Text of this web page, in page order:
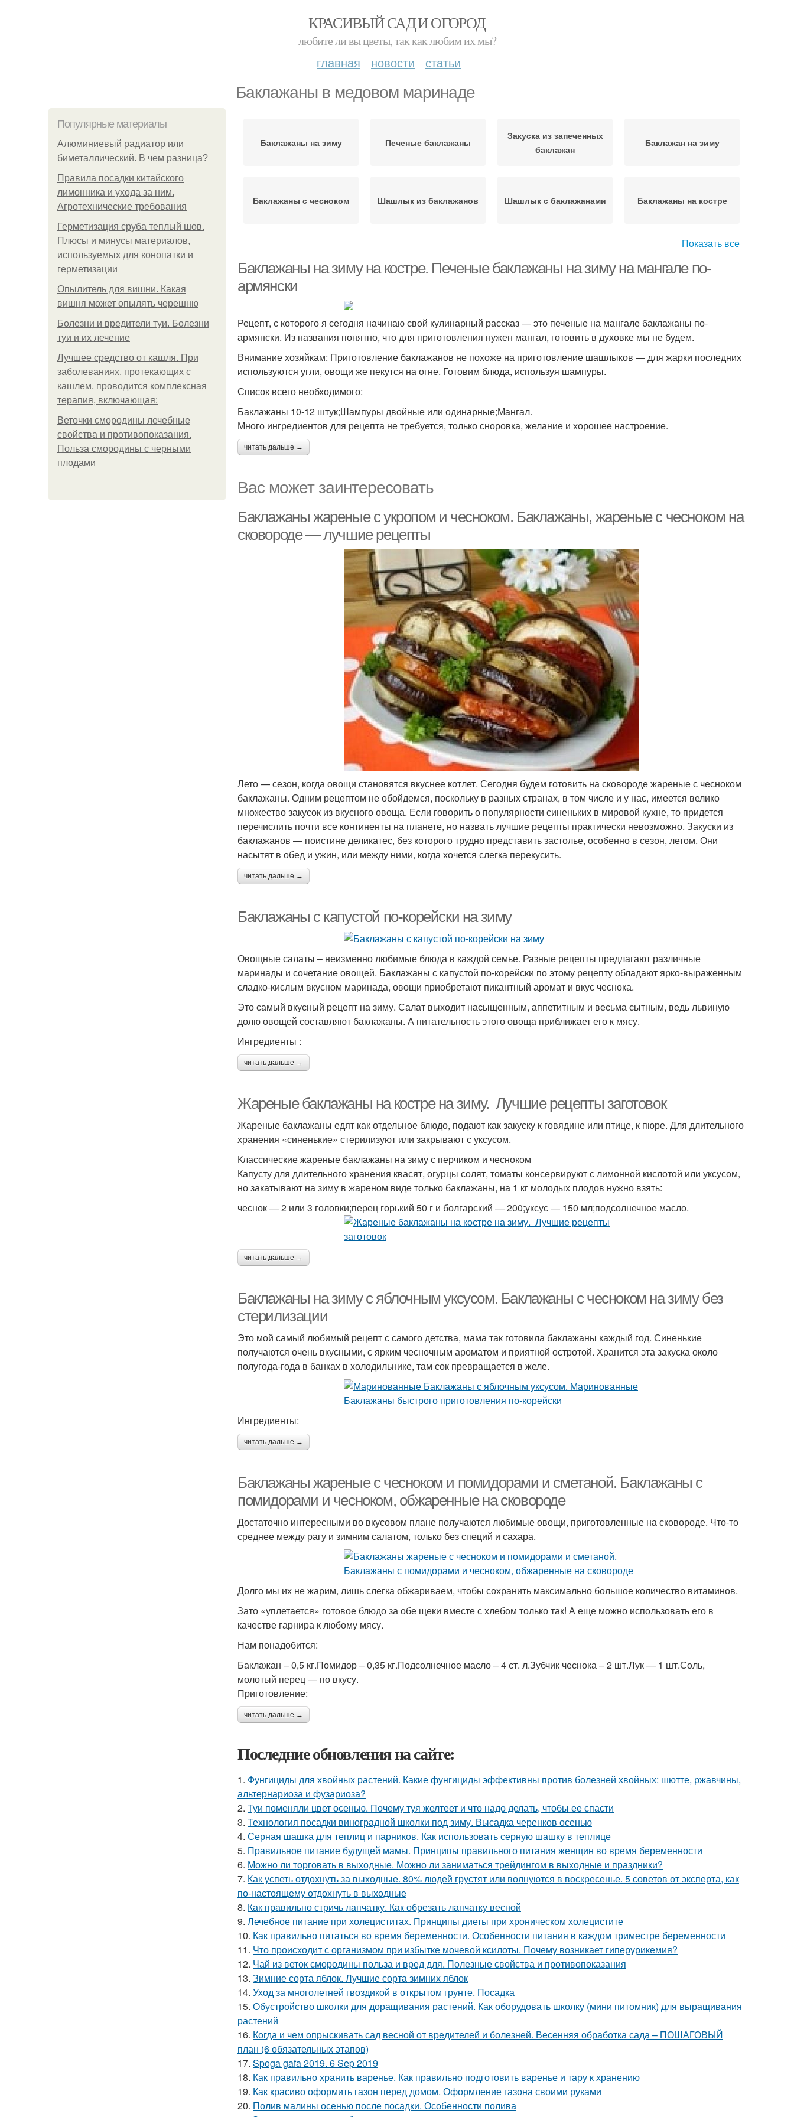
КРАСИВЫЙ САД И ОГОРОД
любите ли вы цветы, так как любим их мы?
главная новости статьи
Баклажаны в медовом маринаде
Популярные материалы
Алюминиевый радиатор или
биметаллический. В чем разница?
Правила посадки китайского
лимонника и ухода за ним.
Агротехнические требования
Герметизация сруба теплый шов.
Плюсы и минусы материалов,
используемых для конопатки и
герметизации
Опылитель для вишни. Какая
вишня может опылять черешню
Болезни и вредители туи. Болезни
туи и их лечение
Лучшее средство от кашля. При
заболеваниях, протекающих с
кашлем, проводится комплексная
терапия, включающая:
Веточки смородины лечебные
свойства и противопоказания.
Польза смородины с черными
плодами
Баклажаны на зиму Печеные баклажаны
Закуска из запеченных
баклажан
Баклажан на зиму
Баклажаны с чесноком Шашлык из баклажанов Шашлык с баклажанами Баклажаны на костре
Показать все
Баклажаны на зиму на костре. Печеные баклажаны на зиму на мангале по-
армянски
Рецепт, с которого я сегодня начинаю свой кулинарный рассказ — это печеные на мангале баклажаны по-
армянски. Из названия понятно, что для приготовления нужен мангал, готовить в духовке мы не будем.
Внимание хозяйкам: Приготовление баклажанов не похоже на приготовление шашлыков — для жарки последних
используются угли, овощи же пекутся на огне. Готовим блюда, используя шампуры.
Список всего необходимого:
Баклажаны 10-12 штук;Шампуры двойные или одинарные;Мангал.
Много ингредиентов для рецепта не требуется, только сноровка, желание и хорошее настроение.
читать дальше →
Вас может заинтересовать
Баклажаны жареные с укропом и чесноком. Баклажаны, жареные с чесноком на
сковороде — лучшие рецепты
Лето — сезон, когда овощи становятся вкуснее котлет. Сегодня будем готовить на сковороде жареные с чесноком
баклажаны. Одним рецептом не обойдемся, поскольку в разных странах, в том числе и у нас, имеется велико
множество закусок из вкусного овоща. Если говорить о популярности синеньких в мировой кухне, то придется
перечислить почти все континенты на планете, но назвать лучшие рецепты практически невозможно. Закуски из
баклажанов — поистине деликатес, без которого трудно представить застолье, особенно в сезон, летом. Они
насытят в обед и ужин, или между ними, когда хочется слегка перекусить.
читать дальше →
Баклажаны с капустой по-корейски на зиму
Овощные салаты – неизменно любимые блюда в каждой семье. Разные рецепты предлагают различные
маринады и сочетание овощей. Баклажаны с капустой по-корейски по этому рецепту обладают ярко-выраженным
сладко-кислым вкусном маринада, овощи приобретают пикантный аромат и вкус чеснока.
Это самый вкусный рецепт на зиму. Салат выходит насыщенным, аппетитным и весьма сытным, ведь львиную
долю овощей составляют баклажаны. А питательность этого овоща приближает его к мясу.
Ингредиенты :
читать дальше →
Жареные баклажаны на костре на зиму. Лучшие рецепты заготовок
Жареные баклажаны едят как отдельное блюдо, подают как закуску к говядине или птице, к пюре. Для длительного
хранения «синенькие» стерилизуют или закрывают с уксусом.
Классические жареные баклажаны на зиму с перчиком и чесноком
Капусту для длительного хранения квасят, огурцы солят, томаты консервируют с лимонной кислотой или уксусом,
но закатывают на зиму в жареном виде только баклажаны, на 1 кг молодых плодов нужно взять:
чеснок — 2 или 3 головки;перец горький 50 г и болгарский — 200;уксус — 150 мл;подсолнечное масло.
читать дальше →
Баклажаны на зиму с яблочным уксусом. Баклажаны с чесноком на зиму без
стерилизации
Это мой самый любимый рецепт с самого детства, мама так готовила баклажаны каждый год. Синенькие
получаются очень вкусными, с ярким чесночным ароматом и приятной остротой. Хранится эта закуска около
полугода-года в банках в холодильнике, там сок превращается в желе.
Ингредиенты:
читать дальше →
Баклажаны жареные с чесноком и помидорами и сметаной. Баклажаны с
помидорами и чесноком, обжаренные на сковороде
Достаточно интересными во вкусовом плане получаются любимые овощи, приготовленные на сковороде. Что-то
среднее между рагу и зимним салатом, только без специй и сахара.
Долго мы их не жарим, лишь слегка обжариваем, чтобы сохранить максимально большое количество витаминов.
Зато «уплетается» готовое блюдо за обе щеки вместе с хлебом только так! А еще можно использовать его в
качестве гарнира к любому мясу.
Нам понадобится:
Баклажан – 0,5 кг.Помидор – 0,35 кг.Подсолнечное масло – 4 ст. л.Зубчик чеснока – 2 шт.Лук — 1 шт.Соль,
молотый перец — по вкусу.
Приготовление:
читать дальше →
Последние обновления на сайте:
1. Фунгициды для хвойных растений. Какие фунгициды эффективны против болезней хвойных: шютте, ржавчины,
альтернариоза и фузариоза?
2. Туи поменяли цвет осенью. Почему туя желтеет и что надо делать, чтобы ее спасти
3. Технология посадки виноградной школки под зиму. Высадка черенков осенью
4. Серная шашка для теплиц и парников. Как использовать серную шашку в теплице
5. Правильное питание будущей мамы. Принципы правильного питания женщин во время беременности
6. Можно ли торговать в выходные. Можно ли заниматься трейдингом в выходные и праздники?
7. Как успеть отдохнуть за выходные. 80% людей грустят или волнуются в воскресенье. 5 советов от эксперта, как
по-настоящему отдохнуть в выходные
8. Как правильно стричь лапчатку. Как обрезать лапчатку весной
9. Лечебное питание при холециститах. Принципы диеты при хроническом холецистите
10. Как правильно питаться во время беременности. Особенности питания в каждом триместре беременности
11. Что происходит с организмом при избытке мочевой ксилоты. Почему возникает гиперурикемия?
12. Чай из веток смородины польза и вред для. Полезные свойства и противопоказания
13. Зимние сорта яблок. Лучшие сорта зимних яблок
14. Уход за многолетней гвоздикой в открытом грунте. Посадка
15. Обустройство школки для доращивания растений. Как оборудовать школку (мини питомник) для выращивания
растений
16. Когда и чем опрыскивать сад весной от вредителей и болезней. Весенняя обработка сада – ПОШАГОВЫЙ
план (6 обязательных этапов)
17. Spoga gafa 2019. 6 Sep 2019
18. Как правильно хранить варенье. Как правильно подготовить варенье и тару к хранению
19. Как красиво оформить газон перед домом. Оформление газона своими руками
20. Полив малины осенью после посадки. Особенности полива